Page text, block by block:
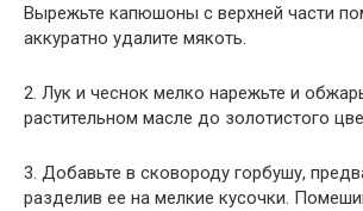
Вырежьте капюшоны с верхней части
аккуратно удалите мякоть.
2. Лук и чеснок мелко нарежьте и
растительном масле до золотистого
3. Добавьте в сковороду горбушу,
разделив ее на мелкие кусочки.